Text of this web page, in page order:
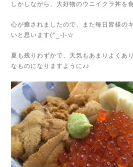
しかしながら、大好物のウニイクラ丼を
心が癒されましたので、また毎日皆様の
いと思います(^_-)-☆
夏も残りわずかで、天気もあまりよくあ
なものになりますように♪♪